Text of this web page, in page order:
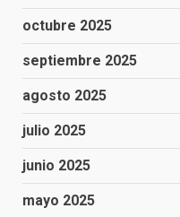
octubre 2025
septiembre 2025
agosto 2025
julio 2025
junio 2025
mayo 2025